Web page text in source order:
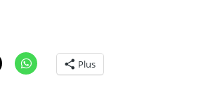
Plus